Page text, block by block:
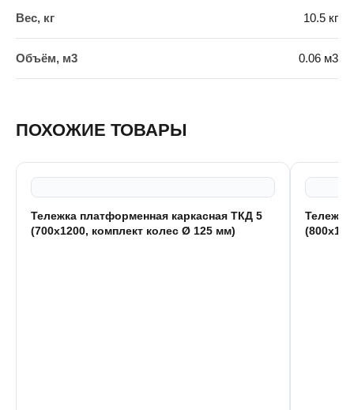
Вес, кг 10.5 кг
Объём, м3 0.06 м3
ПОХОЖИЕ ТОВАРЫ
Тележка платформенная каркасная ТКД 5
(700x1200, комплект колес Ø 125 мм)
Тележка